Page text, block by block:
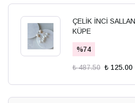
ÇELİK İNCİ
KÜPE
%74
₺ 487.50 ₺ 125.00